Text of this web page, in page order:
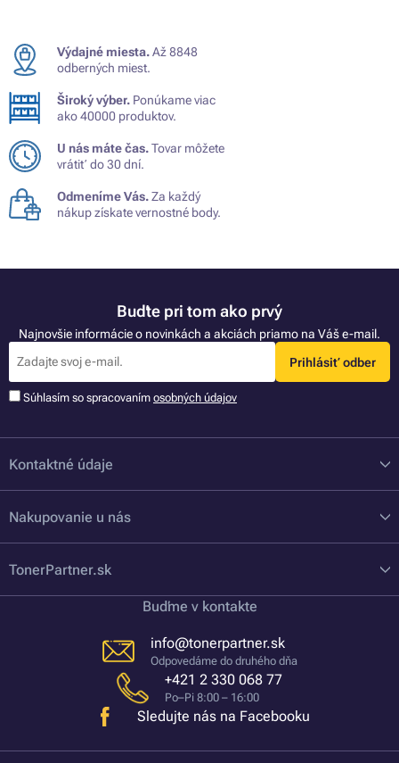
Výdajné miesta.Až 8848
odberných miest.
Široký výber. Ponúkame viac
ako 40000 produktov.
U nás máte čas.Tovar môžete
vrátiť do 30 dní.
Odmeníme Vás.Za každý
nákup získate vernostné body.
Buďte pri tom ako prvý
Najnovšie informácie o novinkách a akciách priamo na Váš e-mail.
Prihlásiť odber
Súhlasím so spracovaním osobných údajov
Kontaktné údaje
Nakupovanie u nás
TonerPartner.sk
Buďme v kontakte
info@tonerpartner.sk
Odpovedáme do druhého dňa
+421 2 330 068 77
Po–Pi 8:00 – 16:00
Sledujte nás na Facebooku